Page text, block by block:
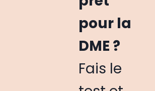
pour la
DME ?
Fais le